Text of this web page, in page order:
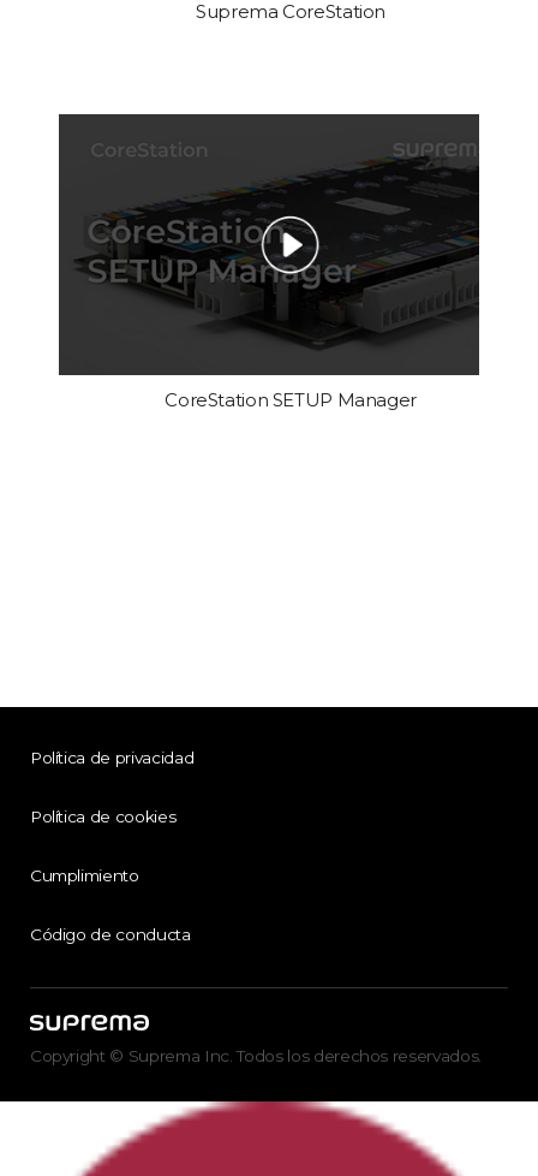
Suprema CoreStation
CoreStation SETUP Manager
Política de privacidad
Política de cookies
Cumplimiento
Código de conducta
Copyright © Suprema Inc. Todos los derechos reservados.